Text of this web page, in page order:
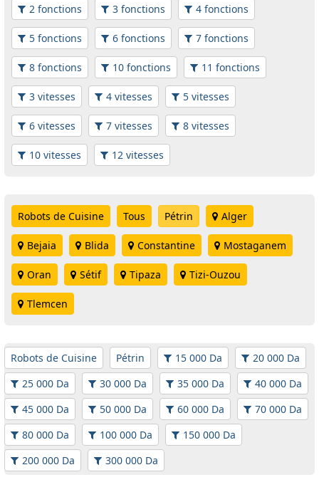
2 fonctions 3 fonctions 4 fonctions
5 fonctions 6 fonctions 7 fonctions
8 fonctions 10 fonctions 11 fonctions
3 vitesses 4 vitesses 5 vitesses
6 vitesses 7 vitesses 8 vitesses
10 vitesses 12 vitesses
Robots de Cuisine Tous Pétrin Alger
Bejaia Blida Constantine Mostaganem
Oran Sétif Tipaza Tizi-Ouzou
Tlemcen
Robots de Cuisine Pétrin 15 000 Da
20 000 Da
25 000 Da
30 000 Da 35 000 Da
40 000 Da
45 000 Da
50 000 Da 60 000 Da
70 000 Da
80 000 Da
100 000 Da
150 000 Da
200 000 Da
300 000 Da